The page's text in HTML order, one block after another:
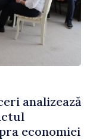
analizează
economiei